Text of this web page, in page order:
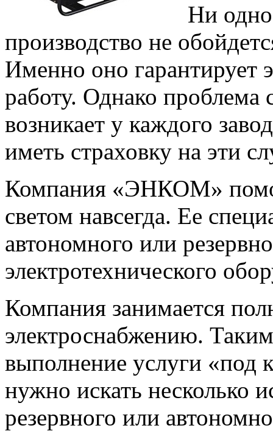
Ни
производство не
Именно оно
работу. Однако проблема
возникает у каждого
иметь страховку на эти
Компания «ЭНКОМ»
светом навсегда. Ее
автономного или
электротехнического
Компания занимается
электроснабжению.
выполнение услуги «под
нужно искать несколько
резервного или